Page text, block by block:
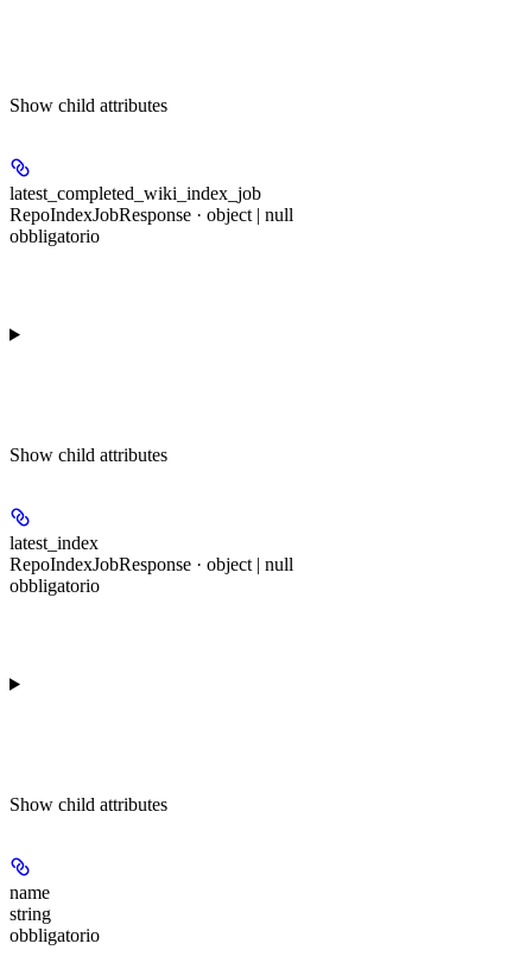
Show child attributes
latest_completed_wiki_index_job
RepoIndexJobResponse · object | null
obbligatorio
Show child attributes
latest_index
RepoIndexJobResponse · object | null
obbligatorio
Show child attributes
name
string
obbligatorio